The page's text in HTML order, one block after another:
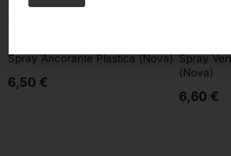
Spray Ancorante Plastica (Nova)
6,50 €
Spray
(Nova)
6,60 €